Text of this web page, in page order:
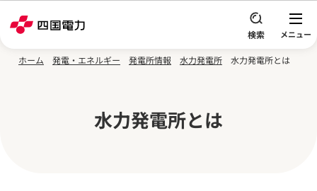
ホーム 発電・エネルギー 発電所情報 水力発電所 水力発電所とは
水力発電所とは